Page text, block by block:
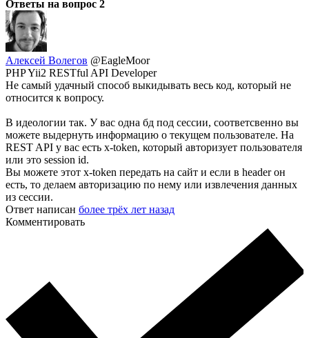
Ответы на вопрос 2
Алексей Волегов @EagleMoor
PHP Yii2 RESTful API Developer
Не самый удачный способ выкидывать весь код, который не
относится к вопросу.
В идеологии так. У вас одна бд под сессии, соответсвенно вы
можете выдернуть информацию о текущем пользователе. На
REST API у вас есть x-token, который авторизует пользователя
или это session id.
Вы можете этот x-token передать на сайт и если в header он
есть, то делаем авторизацию по нему или извлечения данных
из сессии.
Ответ написан более трёх лет назад
Комментировать